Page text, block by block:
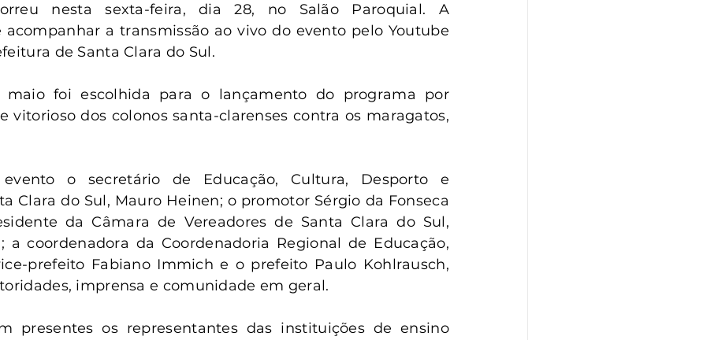
nesta sexta-feira, dia 28, no Salão Paroquial. A
a transmissão ao vivo do evento pelo Youtube
de Santa Clara do Sul.
foi escolhida para o lançamento do programa por
vitorioso dos colonos santa-clarenses contra os maragatos,
o secretário de Educação, Cultura, Desporto e
Clara do Sul, Mauro Heinen; o promotor Sérgio da Fonseca
da Câmara de Vereadores de Santa Clara do Sul,
a coordenadora da Coordenadoria Regional de Educação,
prefeito Fabiano Immich e o prefeito Paulo Kohlrausch,
imprensa e comunidade em geral.
presentes os representantes das instituições de ensino